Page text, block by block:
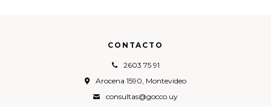
CONTACTO
2603 75 91
Arocena 1590, Montevideo
consultas@gocco.uy